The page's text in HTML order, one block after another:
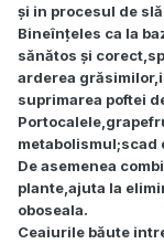
și in procesul de
Bineînțeles ca la
sănătos și
arderea
suprimarea poftei
metabolismul;scad
De asemenea
plante,ajuta la
oboseala.
Ceaiurile băute